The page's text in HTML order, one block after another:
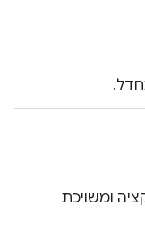
ומשויכת